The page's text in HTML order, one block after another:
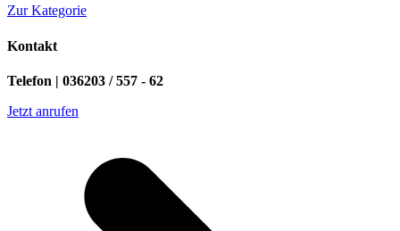
Zur Kategorie
Kontakt
Telefon | 036203 / 557 - 62
Jetzt anrufen